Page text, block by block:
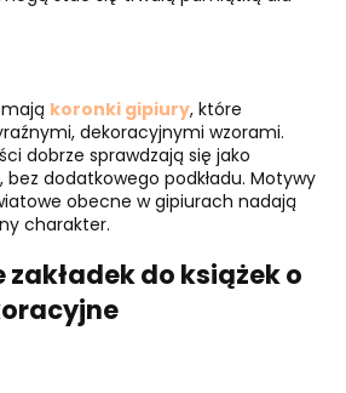
koronki gipiury, które
dekoracyjnymi wzorami.
dobrze sprawdzają się jako
bez dodatkowego podkładu. Motywy
obecne w gipiurach nadają
charakter.
do książek o